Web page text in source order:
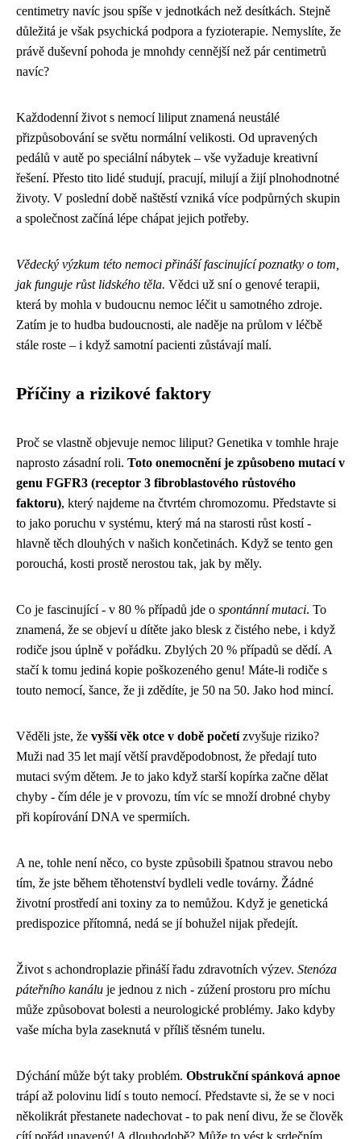
centimetry navíc jsou spíše v jednotkách než desítkách. Stejně
důležitá je však psychická podpora a fyzioterapie. Nemyslíte, že
právě duševní pohoda je mnohdy cennější než pár centimetrů
navíc?
Každodenní život s nemocí liliput znamená neustálé
přizpůsobování se světu normální velikosti. Od upravených
pedálů v autě po speciální nábytek – vše vyžaduje kreativní
řešení. Přesto tito lidé studují, pracují, milují a žijí plnohodnotné
životy. V poslední době naštěstí vzniká více podpůrných skupin
a společnost začíná lépe chápat jejich potřeby.
Vědecký výzkum této nemoci přináší fascinující poznatky o tom,
jak funguje růst lidského těla. Vědci už sní o genové terapii,
která by mohla v budoucnu nemoc léčit u samotného zdroje.
Zatím je to hudba budoucnosti, ale naděje na průlom v léčbě
stále roste – i když samotní pacienti zůstávají malí.
Příčiny a rizikové faktory
Proč se vlastně objevuje nemoc liliput? Genetika v tomhle hraje
naprosto zásadní roli. Toto onemocnění je způsobeno mutací v
genu FGFR3 (receptor 3 fibroblastového růstového
faktoru), který najdeme na čtvrtém chromozomu. Představte si
to jako poruchu v systému, který má na starosti růst kostí -
hlavně těch dlouhých v našich končetinách. Když se tento gen
porouchá, kosti prostě nerostou tak, jak by měly.
Co je fascinující - v 80 % případů jde o spontánní mutaci. To
znamená, že se objeví u dítěte jako blesk z čistého nebe, i když
rodiče jsou úplně v pořádku. Zbylých 20 % případů se dědí. A
stačí k tomu jediná kopie poškozeného genu! Máte-li rodiče s
touto nemocí, šance, že ji zdědíte, je 50 na 50. Jako hod mincí.
Věděli jste, že vyšší věk otce v době početízvyšuje riziko?
Muži nad 35 let mají větší pravděpodobnost, že předají tuto
mutaci svým dětem. Je to jako když starší kopírka začne dělat
chyby - čím déle je v provozu, tím víc se množí drobné chyby
při kopírování DNA ve spermiích.
A ne, tohle není něco, co byste způsobili špatnou stravou nebo
tím, že jste během těhotenství bydleli vedle továrny. Žádné
životní prostředí ani toxiny za to nemůžou. Když je genetická
predispozice přítomná, nedá se jí bohužel nijak předejít.
Život s achondroplazie přináší řadu zdravotních výzev. Stenóza
páteřního kanálu je jednou z nich - zúžení prostoru pro míchu
může způsobovat bolesti a neurologické problémy. Jako kdyby
vaše mícha byla zaseknutá v příliš těsném tunelu.
Dýchání může být taky problém. Obstrukční spánková apnoe
trápí až polovinu lidí s touto nemocí. Představte si, že se v noci
několikrát přestanete nadechovat - to pak není divu, že se člověk